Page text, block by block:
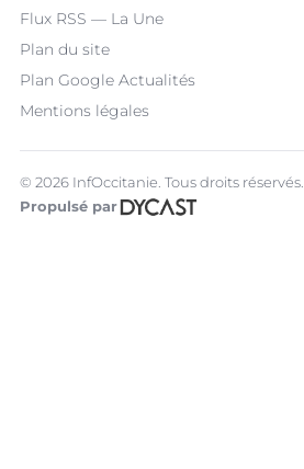
Flux RSS — La Une
Plan du site
Plan Google Actualités
Mentions légales
© 2026 InfOccitanie. Tous droits réservés.
Propulsé par